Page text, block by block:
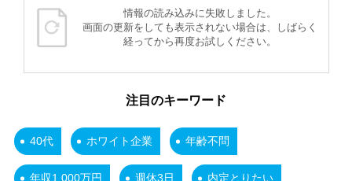
情報の読み込みに失敗しました。
画面の更新をしても表示されない場合は、しばらく
経ってから再度お試しください。
注目のキーワード
40代 ホワイト企業 年齢不問
年収1,000万円 週休3日 内定とりたい